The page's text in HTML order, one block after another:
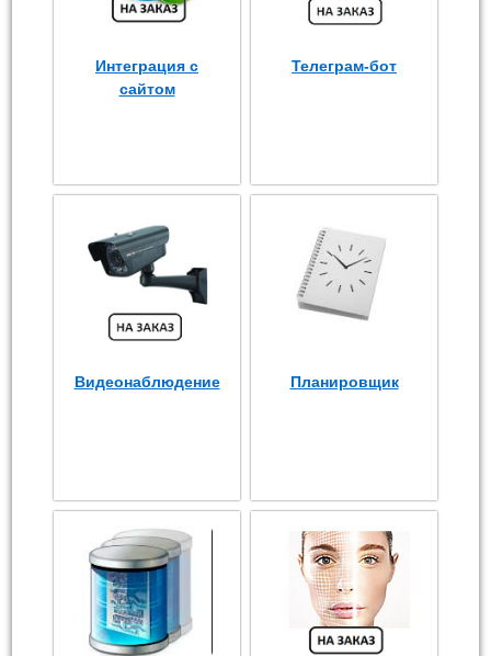
Интеграция с
сайтом
Телеграм-бот
Видеонаблюдение Планировщик